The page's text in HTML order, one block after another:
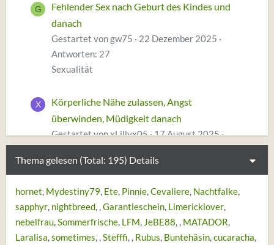
G
Fehlender Sex nach Geburt des Kindes und
danach
Gestartet von gw75
22 Dezember 2025
Antworten: 27
Sexualität
X
Körperliche Nähe zulassen, Angst
überwinden, Müdigkeit danach
Gestartet von xLillyx05 17 August 2025
Sexualität
Thema gelesen (Total: 195) Details
hornet Mydestiny79 Ete Pinnie Cevaliere Nachtfalke
sapphyr nightbreed Garantieschein Limericklover
nebelfrau Sommerfrische LFM JeBE88
MATADOR
Laralisa sometimes Stefffi Rubus Buntehäsin cucaracha